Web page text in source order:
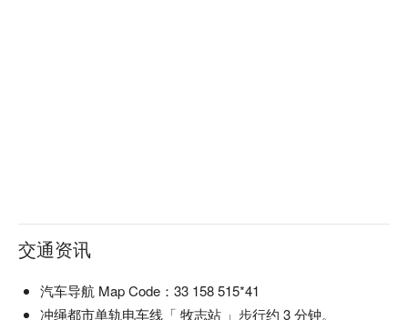
交通资讯
汽车导航 Map Code：33 158 515*41
冲绳都市单轨电车线「 牧志站 」步行约 3 分钟。